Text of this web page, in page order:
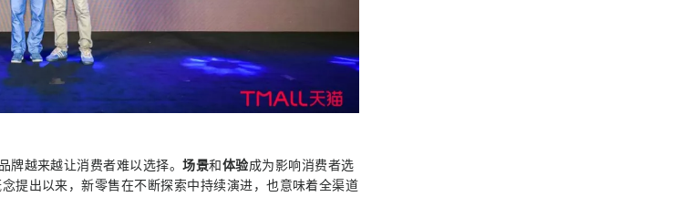
牌越来越让消费者难以选择。场景和体验成为影响消费者选
提出以来，新零售在不断探索中持续演进，也意味着全渠道